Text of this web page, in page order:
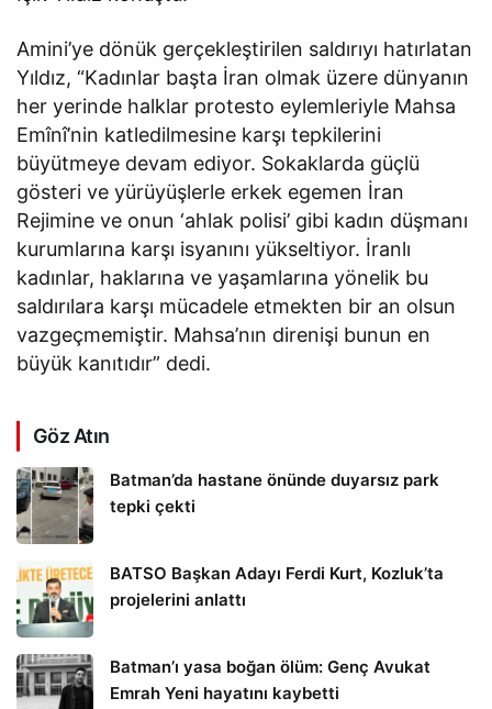
Amini’ye dönük gerçekleştirilen saldırıyı hatırlatan
Yıldız, “Kadınlar başta İran olmak üzere dünyanın
her yerinde halklar protesto eylemleriyle Mahsa
Emînî’nin katledilmesine karşı tepkilerini
büyütmeye devam ediyor. Sokaklarda güçlü
gösteri ve yürüyüşlerle erkek egemen İran
Rejimine ve onun ‘ahlak polisi’ gibi kadın düşmanı
kurumlarına karşı isyanını yükseltiyor. İranlı
kadınlar, haklarına ve yaşamlarına yönelik bu
saldırılara karşı mücadele etmekten bir an olsun
vazgeçmemiştir. Mahsa’nın direnişi bunun en
büyük kanıtıdır” dedi.
Göz Atın
Batman’da hastane önünde duyarsız park
tepki çekti
BATSO Başkan Adayı Ferdi Kurt, Kozluk’ta
projelerini anlattı
Batman’ı yasa boğan ölüm: Genç Avukat
Emrah Yeni hayatını kaybetti